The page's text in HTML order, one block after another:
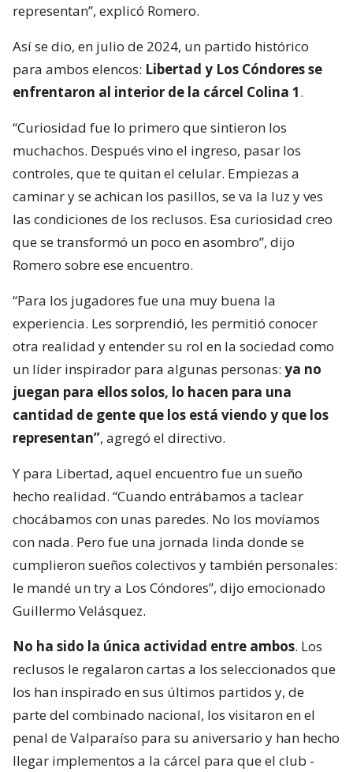
representan”, explicó Romero.
Así se dio, en julio de 2024, un partido histórico
para ambos elencos: Libertad y Los Cóndores se
enfrentaron al interior de la cárcel Colina 1.
“Curiosidad fue lo primero que sintieron los
muchachos. Después vino el ingreso, pasar los
controles, que te quitan el celular. Empiezas a
caminar y se achican los pasillos, se va la luz y ves
las condiciones de los reclusos. Esa curiosidad creo
que se transformó un poco en asombro”, dijo
Romero sobre ese encuentro.
“Para los jugadores fue una muy buena la
experiencia. Les sorprendió, les permitió conocer
otra realidad y entender su rol en la sociedad como
un líder inspirador para algunas personas: ya no
juegan para ellos solos, lo hacen para una
cantidad de gente que los está viendo y que los
representan”, agregó el directivo.
Y para Libertad, aquel encuentro fue un sueño
hecho realidad. “Cuando entrábamos a taclear
chocábamos con unas paredes. No los movíamos
con nada. Pero fue una jornada linda donde se
cumplieron sueños colectivos y también personales:
le mandé un try a Los Cóndores”, dijo emocionado
Guillermo Velásquez.
No ha sido la única actividad entre ambos. Los
reclusos le regalaron cartas a los seleccionados que
los han inspirado en sus últimos partidos y, de
parte del combinado nacional, los visitaron en el
penal de Valparaíso para su aniversario y han hecho
llegar implementos a la cárcel para que el club -